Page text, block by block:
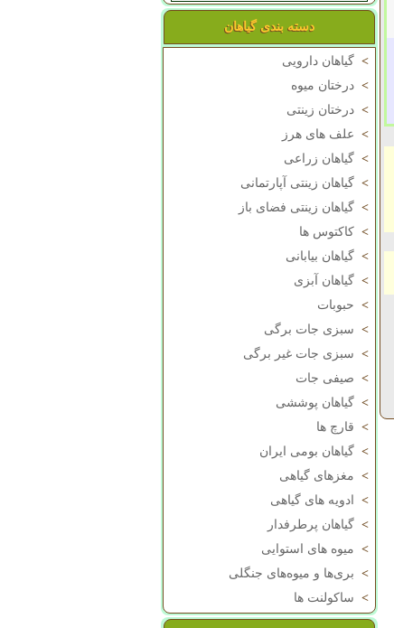
دسته بندی گیاهان
> گیاهان دارویی
> درختان میوه
> درختان زینتی
> علف های هرز
> گیاهان زراعی
> گیاهان زینتی آپارتمانی
> گیاهان زینتی فضای باز
> کاکتوس ها
> گیاهان بیابانی
> گیاهان آبزی
> حبوبات
> سبزی جات برگی
> سبزی جات غیر برگی
> صیفی جات
> گیاهان پوششی
> قارچ ها
> گیاهان بومی ایران
> مغزهای گیاهی
>
ادویه های گیاهی
> گیاهان پرطرفدار
> میوه های استوایی
> بری‌ها و میوه‌های جنگلی
> ساکولنت ها